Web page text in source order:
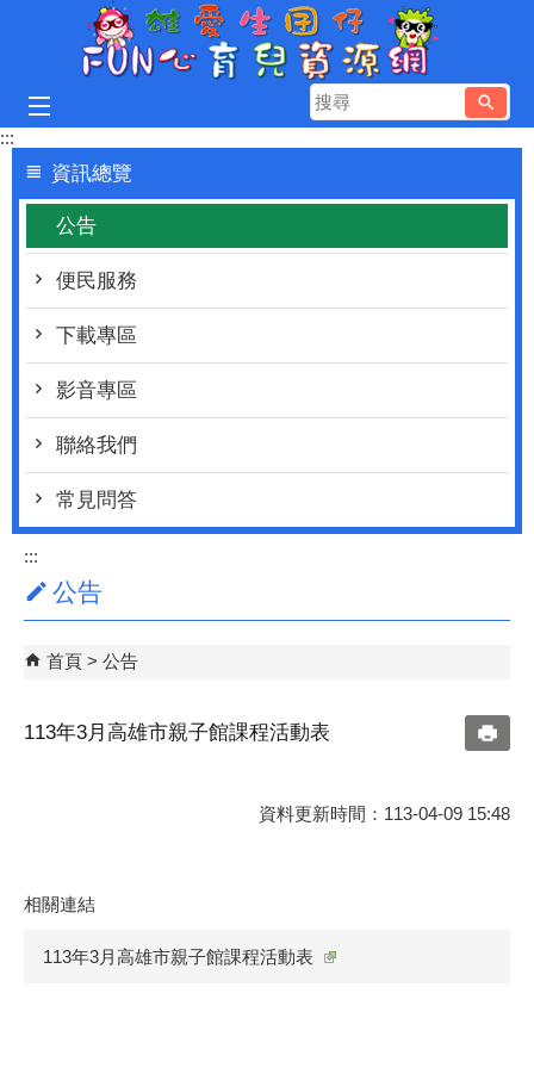
跳到主要內容區塊
搜
尋
:::
資訊總覽
公告
便民服務
下載專區
影音專區
聯絡我們
常見問答
:::
公告
首頁 公告
113年3月高雄市親子館課程活動表
資料更新時間：113-04-09 15:48
相關連結
113年3月高雄市親子館課程活動表